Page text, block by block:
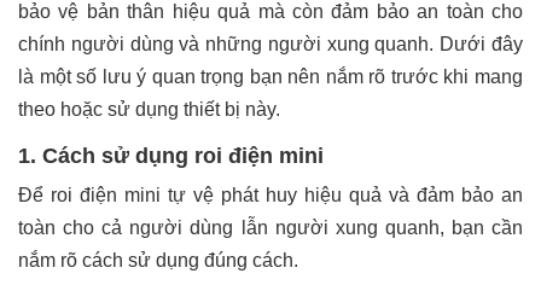
bảo vệ bản thân hiệu quả mà còn đảm bảo an toàn cho
chính người dùng và những người xung quanh. Dưới đây
là một số lưu ý quan trọng bạn nên nắm rõ trước khi mang
theo hoặc sử dụng thiết bị này.
1. Cách sử dụng roi điện mini
Để roi điện mini tự vệ phát huy hiệu quả và đảm bảo an
toàn cho cả người dùng lẫn người xung quanh, bạn cần
nắm rõ cách sử dụng đúng cách.